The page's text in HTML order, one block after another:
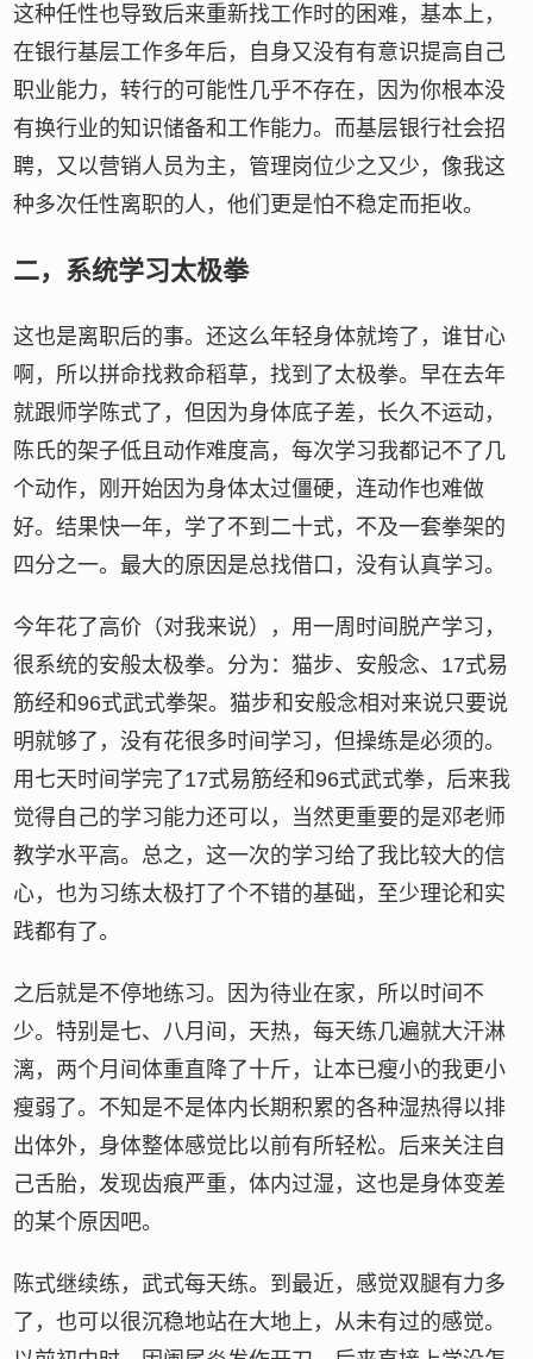
这种任性也导致后来重新找工作时的困难，基本上，
在银行基层工作多年后，自身又没有有意识提高自己
职业能力，转行的可能性几乎不存在，因为你根本没
有换行业的知识储备和工作能力。而基层银行社会招
聘，又以营销人员为主，管理岗位少之又少，像我这
种多次任性离职的人，他们更是怕不稳定而拒收。
二，系统学习太极拳
这也是离职后的事。还这么年轻身体就垮了，谁甘心
啊，所以拼命找救命稻草，找到了太极拳。早在去年
就跟师学陈式了，但因为身体底子差，长久不运动，
陈氏的架子低且动作难度高，每次学习我都记不了几
个动作，刚开始因为身体太过僵硬，连动作也难做
好。结果快一年，学了不到二十式，不及一套拳架的
四分之一。最大的原因是总找借口，没有认真学习。
今年花了高价（对我来说），用一周时间脱产学习，
很系统的安般太极拳。分为：猫步、安般念、17式易
筋经和96式武式拳架。猫步和安般念相对来说只要说
明就够了，没有花很多时间学习，但操练是必须的。
用七天时间学完了17式易筋经和96式武式拳，后来我
觉得自己的学习能力还可以，当然更重要的是邓老师
教学水平高。总之，这一次的学习给了我比较大的信
心，也为习练太极打了个不错的基础，至少理论和实
践都有了。
之后就是不停地练习。因为待业在家，所以时间不
少。特别是七、八月间，天热，每天练几遍就大汗淋
漓，两个月间体重直降了十斤，让本已瘦小的我更小
瘦弱了。不知是不是体内长期积累的各种湿热得以排
出体外，身体整体感觉比以前有所轻松。后来关注自
己舌胎，发现齿痕严重，体内过湿，这也是身体变差
的某个原因吧。
陈式继续练，武式每天练。到最近，感觉双腿有力多
了，也可以很沉稳地站在大地上，从未有过的感觉。